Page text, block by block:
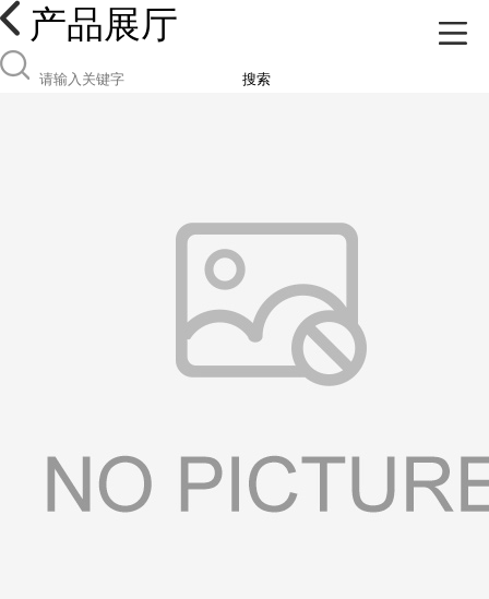
产品展厅
搜索